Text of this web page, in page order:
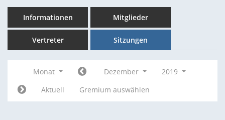
Informationen Mitglieder
Vertreter Sitzungen
Monat Dezember
2019
Aktuell
Gremium auswählen